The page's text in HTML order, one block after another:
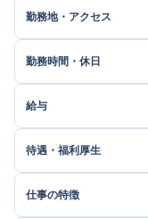
勤務地・アクセス
勤務時間・休日
給与
待遇・福利厚生
仕事の特徴